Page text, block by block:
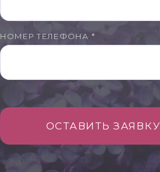
НОМЕР ТЕЛЕФОНА *
ОСТАВИТЬ ЗАЯВКУ